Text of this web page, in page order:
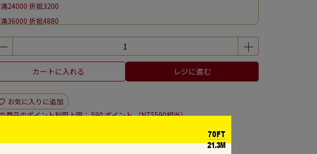
滿24000 折抵3200
滿36000 折抵4880
滿48000 折抵6600
單筆消費滿千加購紀念提袋保冷袋現折100/帆布袋現折50
【官方精選】凡購買冷藏商品加購保冷袋現折50元
【月亮節】全館滿 $4000 贈中秋鑑賞盒一份
カートに入れる レジに進む
お気に入りに追加
商品のポイント利用上限：590ポイント （NT$590相当）